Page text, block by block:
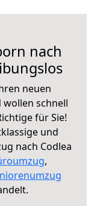
nach
neuen
schnell
für Sie!
und
nach Codlea
,